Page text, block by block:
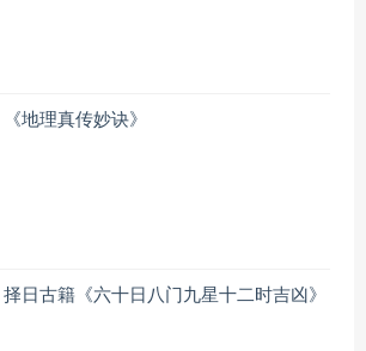
《地理真传妙诀》
择日古籍《六十日八门九星十二时吉凶》